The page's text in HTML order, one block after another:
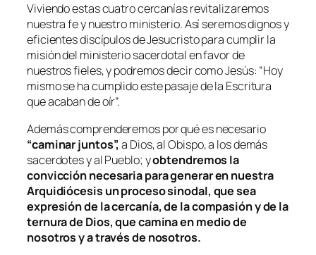
Viviendo estas cuatro cercanías revitalizaremos
nuestra fe y nuestro ministerio. Así seremos dignos y
eficientes discípulos de Jesucristo para cumplir la
misión del ministerio sacerdotal en favor de
nuestros fieles, y podremos decir como Jesús: “Hoy
mismo se ha cumplido este pasaje de la Escritura
que acaban de oír”.
Además comprenderemos por qué es necesario
“caminar juntos”, a Dios, al Obispo, a los demás
sacerdotes y al Pueblo; yobtendremos la
convicción necesaria para generar en nuestra
Arquidiócesis un proceso sinodal, que sea
expresión de la cercanía, de la compasión y de la
ternura de Dios, que camina en medio de
nosotros y a través de nosotros.